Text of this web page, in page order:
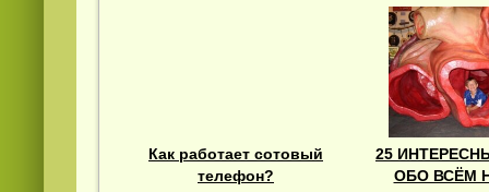
Как работает сотовый
телефон?
25
ОБО ВСЁМ